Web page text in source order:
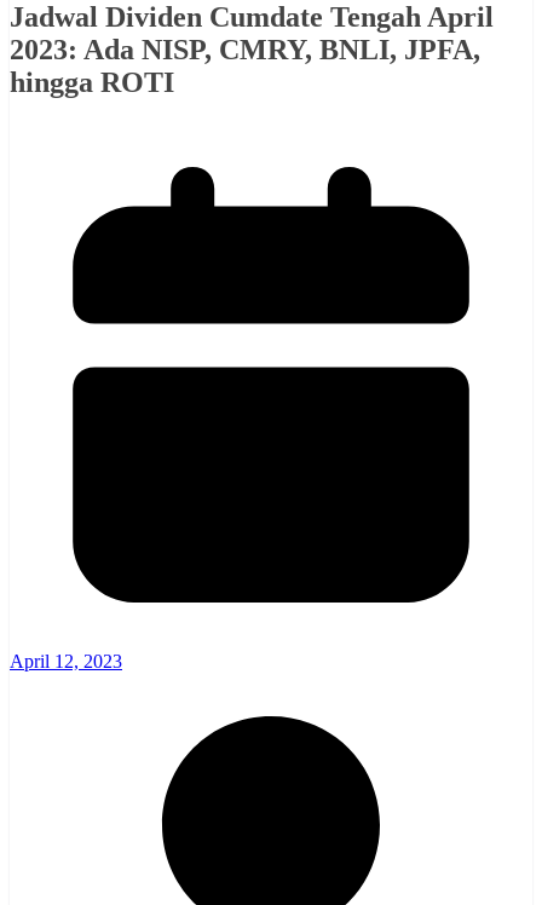
Jadwal Dividen Cumdate Tengah April
2023: Ada NISP, CMRY, BNLI, JPFA,
hingga ROTI
April 12, 2023